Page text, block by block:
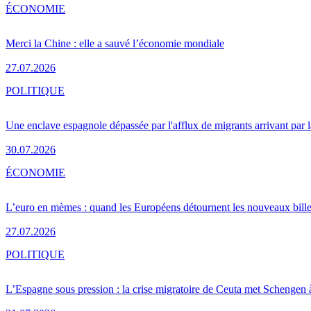
Merci la Chine : elle a sauvé l’économie mondiale
27.07.2026
ÉCONOMIE
Une enclave espagnole dépassée par l'afflux de migrants arrivant par
30.07.2026
POLITIQUE
L’euro en mèmes : quand les Européens détournent les nouveaux
27.07.2026
ÉCONOMIE
L’Espagne sous pression : la crise migratoire de Ceuta met Schengen
POLITIQUE